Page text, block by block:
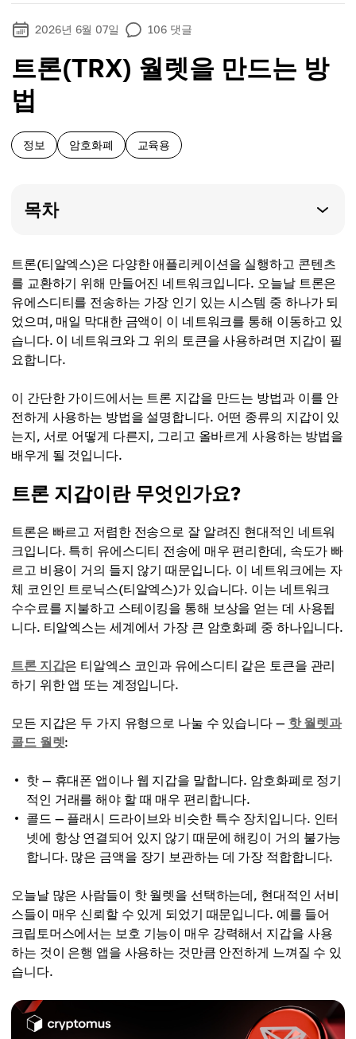
2026년 6월 07일 106 댓글
트론(TRX) 월렛을 만드는 방
법
정보 암호화폐 교육용
목차
트론(티알엑스)은 다양한 애플리케이션을 실행하고 콘텐츠
를 교환하기 위해 만들어진 네트워크입니다. 오늘날 트론은
유에스디티를 전송하는 가장 인기 있는 시스템 중 하나가 되
었으며, 매일 막대한 금액이 이 네트워크를 통해 이동하고 있
습니다. 이 네트워크와 그 위의 토큰을 사용하려면 지갑이 필
요합니다.
이 간단한 가이드에서는 트론 지갑을 만드는 방법과 이를 안
전하게 사용하는 방법을 설명합니다. 어떤 종류의 지갑이 있
는지, 서로 어떻게 다른지, 그리고 올바르게 사용하는 방법을
배우게 될 것입니다.
트론 지갑이란 무엇인가요?
트론은 빠르고 저렴한 전송으로 잘 알려진 현대적인 네트워
크입니다. 특히 유에스디티 전송에 매우 편리한데, 속도가 빠
르고 비용이 거의 들지 않기 때문입니다. 이 네트워크에는 자
체 코인인 트로닉스(티알엑스)가 있습니다. 이는 네트워크
수수료를 지불하고 스테이킹을 통해 보상을 얻는 데 사용됩
니다. 티알엑스는 세계에서 가장 큰 암호화폐 중 하나입니다.
트론 지갑은 티알엑스 코인과 유에스디티 같은 토큰을 관리
하기 위한 앱 또는 계정입니다.
모든 지갑은 두 가지 유형으로 나눌 수 있습니다 — 핫 월렛과
콜드 월렛:
핫 — 휴대폰 앱이나 웹 지갑을 말합니다. 암호화폐로 정기
적인 거래를 해야 할 때 매우 편리합니다.
콜드 — 플래시 드라이브와 비슷한 특수 장치입니다. 인터
넷에 항상 연결되어 있지 않기 때문에 해킹이 거의 불가능
합니다. 많은 금액을 장기 보관하는 데 가장 적합합니다.
오늘날 많은 사람들이 핫 월렛을 선택하는데, 현대적인 서비
스들이 매우 신뢰할 수 있게 되었기 때문입니다. 예를 들어
크립토머스에서는 보호 기능이 매우 강력해서 지갑을 사용
하는 것이 은행 앱을 사용하는 것만큼 안전하게 느껴질 수 있
습니다.